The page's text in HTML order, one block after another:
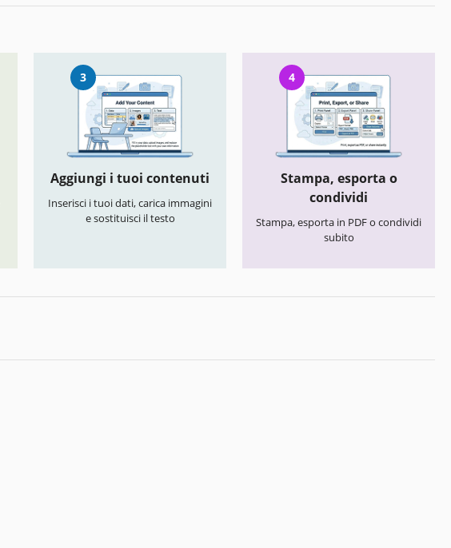
3
Aggiungi i tuoi contenuti
Inserisci i tuoi dati, carica immagini
e sostituisci il testo
4
Stampa, esporta o
condividi
Stampa, esporta in PDF o condividi
subito